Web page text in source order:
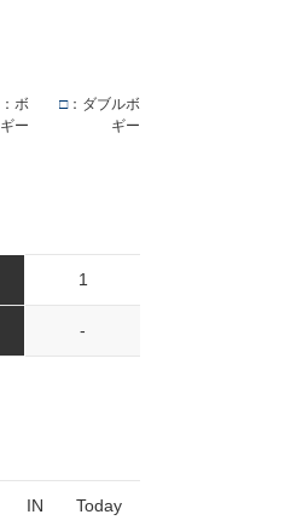
：ボ
ギー
□：ダブルボ
ギー
1
-
IN Today